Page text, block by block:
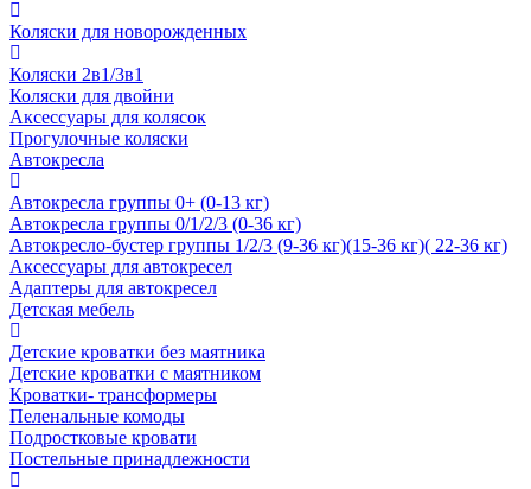
Коляски для новорожденных
Коляски 2в1/3в1
Коляски для двойни
Аксессуары для колясок
Прогулочные коляски
Автокресла
Автокресла группы 0+ (0-13 кг)
Автокресла группы 0/1/2/3 (0-36 кг)
Автокресло-бустер группы 1/2/3 (9-36 кг)(15-36 кг)( 22-36 кг)
Аксессуары для автокресел
Адаптеры для автокресел
Детская мебель
Детские кроватки без маятника
Детские кроватки с маятником
Кроватки- трансформеры
Пеленальные комоды
Подростковые кровати
Постельные принадлежности